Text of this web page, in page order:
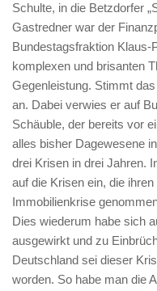
Schulte, in die Betzdorfer
Gastredner war der
Bundestagsfraktion
komplexen und brisanten
Gegenleistung. Stimmt
an. Dabei verwies er auf
Schäuble, der bereits vor
alles bisher Dagewesene
drei Krisen in drei Jahren.
auf die Krisen ein, die
Immobilienkrise
Dies wiederum habe sich
ausgewirkt und zu
Deutschland sei dieser
worden. So habe man die